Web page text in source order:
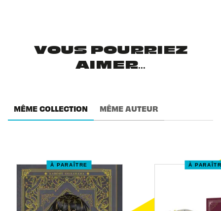
VOUS POURRIEZ
AIMER...
MÊME COLLECTION MÊME AUTEUR
À PARAÎTRE À